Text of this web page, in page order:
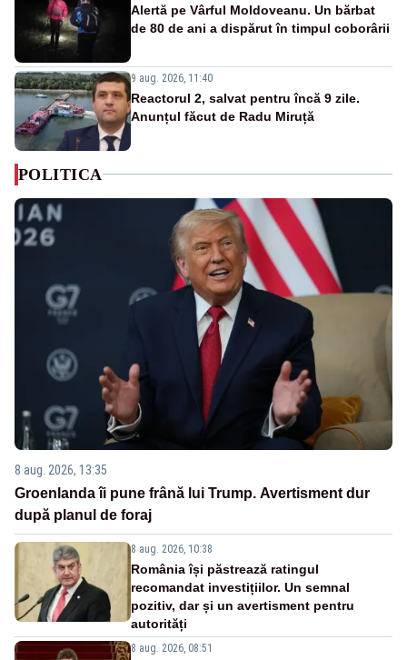
Alertă pe Vârful Moldoveanu. Un bărbat
de 80 de ani a dispărut în timpul coborârii
9 aug. 2026, 11:40
Reactorul 2, salvat pentru încă 9 zile.
Anunțul făcut de Radu Miruță
POLITICA
8 aug. 2026, 13:35
Groenlanda îi pune frână lui Trump. Avertisment dur
după planul de foraj
8 aug. 2026, 10:38
România își păstrează ratingul
recomandat investițiilor. Un semnal
pozitiv, dar și un avertisment pentru
autorități
8 aug. 2026, 08:51